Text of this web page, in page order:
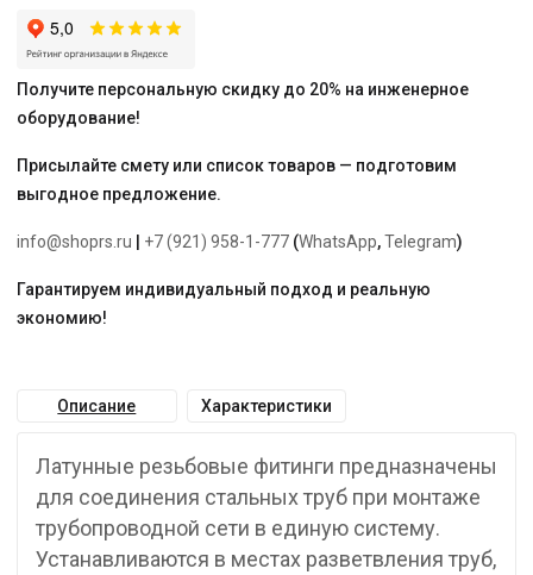
Получите персональную скидку до 20% на инженерное
оборудование!
Присылайте смету или список товаров — подготовим
выгодное предложение.
info@shoprs.ru +7 (921) 958-1-777 (WhatsApp,Telegram)
Гарантируем индивидуальный подход и реальную
экономию!
Описание Характеристики
Латунные резьбовые фитинги предназначены
для соединения стальных труб при монтаже
трубопроводной сети в единую систему.
Устанавливаются в местах разветвления труб,